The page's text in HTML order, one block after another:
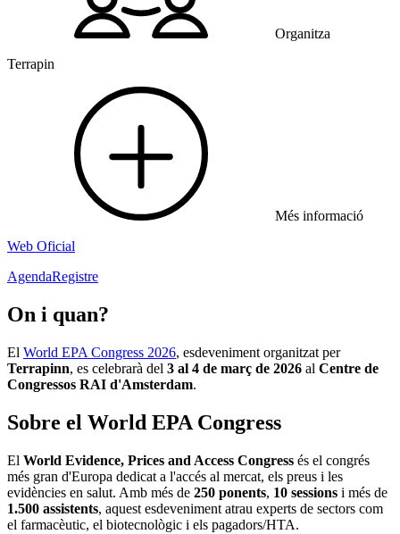
Organitza
Terrapin
Més informació
Web Oficial
AgendaRegistre
On i quan?
El World EPA Congress 2026, esdeveniment organitzat per
Terrapinn, es celebrarà del 3 al 4 de març de 2026 al Centre de
Congressos RAI d'Amsterdam.
Sobre el World EPA Congress
El World Evidence, Prices and Access Congress és el congrés
més gran d'Europa dedicat a l'accés al mercat, els preus i les
evidències en salut. Amb més de 250 ponents, 10 sessions i més de
1.500 assistents, aquest esdeveniment atrau experts de sectors com
el farmacèutic, el biotecnològic i els pagadors/HTA.